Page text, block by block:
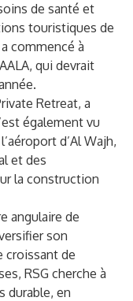
de santé et
touristiques de
commencé à
qui devrait
Retreat, a
également vu
d’Al Wajh,
et des
la construction
angulaire de
son
croissant de
RSG cherche à
durable, en